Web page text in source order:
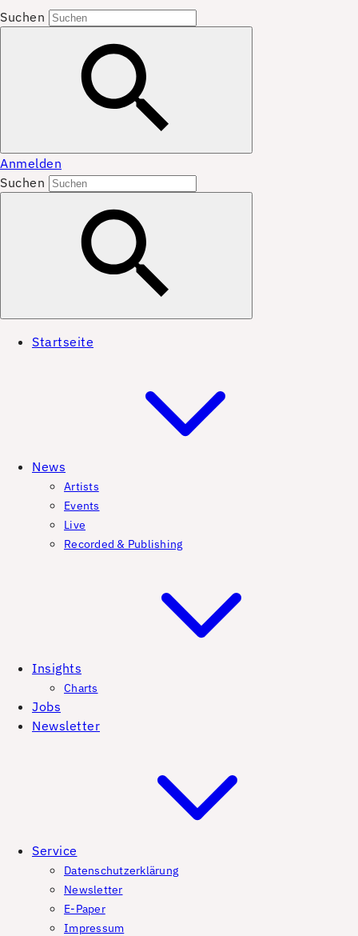
Suchen
Anmelden
Suchen
Startseite
News
Artists
Events
Live
Recorded & Publishing
Insights
Charts
Jobs
Newsletter
Service
Datenschutzerklärung
Newsletter
E-Paper
Impressum